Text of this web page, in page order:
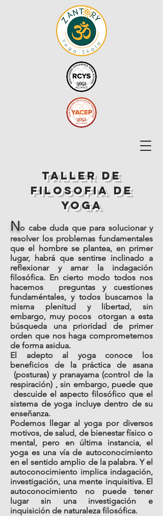
TALLER DE
FILOSOFIA DE
YOGA
No cabe duda que para solucionar y
resolver los problemas fundamentales
que el hombre se plantea, en primer
lugar, habrá que sentirse inclinado a
reflexionar y amar la indagación
filosófica. En cierto modo todos nos
hacemos preguntas y cuestiones
fundaméntales, y todos buscamos la
misma plenitud y libertad, sin
embargo, muy pocos otorgan a esta
búsqueda una prioridad de primer
orden que nos haga comprometernos
de forma asidua.
El adepto al yoga conoce los
beneficios de la práctica de asana
(posturas) y pranayama (control de la
respiración) , sin embargo, puede que
descuide el aspecto filosófico que el
sistema de yoga incluye dentro de su
enseñanza.
Podemos llegar al yoga por diversos
motivos, de salud, de bienestar físico o
mental, pero en última instancia, el
yoga es una vía de autoconocimiento
en el sentido amplio de la palabra. Y el
autoconocimiento implica indagación,
investigación, una mente inquisitiva. El
autoconocimiento no puede tener
lugar sin una investigación e
inquisición de naturaleza filosófica.